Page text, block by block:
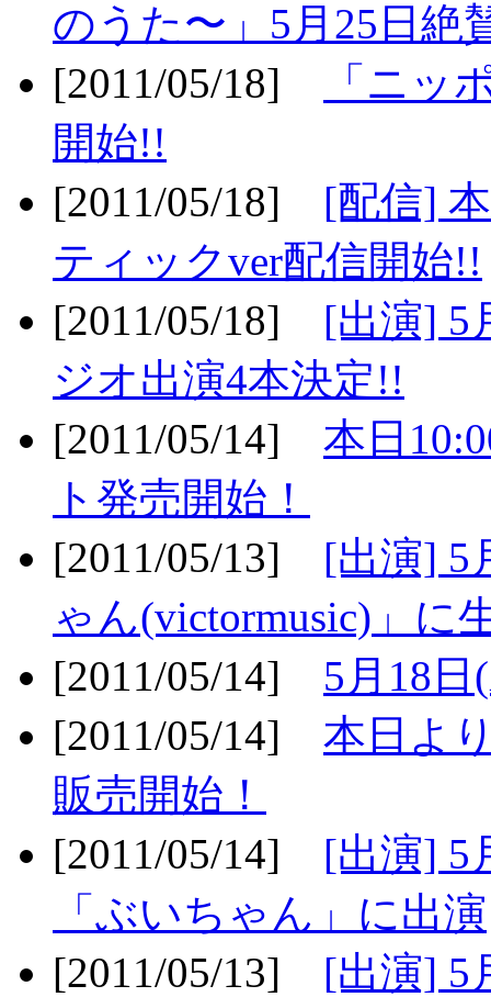
のうた〜」5月25日絶
[2011/05/18]
「ニッ
開始!!
[2011/05/18] [配信]
ティックver配信開始!!
[2011/05/18] [出演] 5
ジオ出演4本決定!!
[2011/05/14] 本日
ト発売開始！
[2011/05/13] [出演] 5
ゃん(victormusic)」に
[2011/05/14] 5月18
[2011/05/14] 本日よ
販売開始！
[2011/05/14] [出演] 5
「ぶいちゃん」に出演
[2011/05/13] [出演] 5